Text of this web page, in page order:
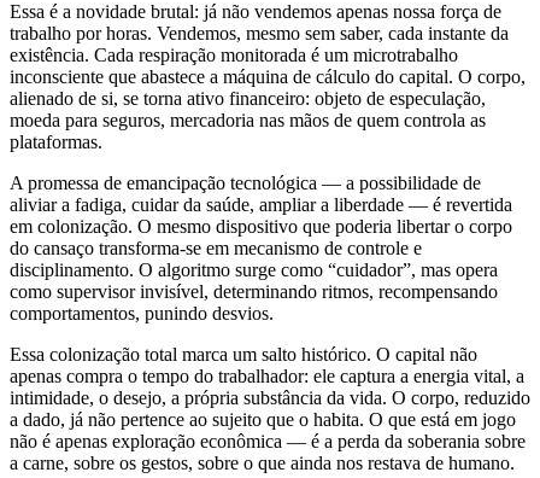
Essa é a novidade brutal: já não vendemos apenas nossa força de
trabalho por horas. Vendemos, mesmo sem saber, cada instante da
existência. Cada respiração monitorada é um microtrabalho
inconsciente que abastece a máquina de cálculo do capital. O corpo,
alienado de si, se torna ativo financeiro: objeto de especulação,
moeda para seguros, mercadoria nas mãos de quem controla as
plataformas.
A promessa de emancipação tecnológica — a possibilidade de
aliviar a fadiga, cuidar da saúde, ampliar a liberdade — é revertida
em colonização. O mesmo dispositivo que poderia libertar o corpo
do cansaço transforma-se em mecanismo de controle e
disciplinamento. O algoritmo surge como “cuidador”, mas opera
como supervisor invisível, determinando ritmos, recompensando
comportamentos, punindo desvios.
Essa colonização total marca um salto histórico. O capital não
apenas compra o tempo do trabalhador: ele captura a energia vital, a
intimidade, o desejo, a própria substância da vida. O corpo, reduzido
a dado, já não pertence ao sujeito que o habita. O que está em jogo
não é apenas exploração econômica — é a perda da soberania sobre
a carne, sobre os gestos, sobre o que ainda nos restava de humano.